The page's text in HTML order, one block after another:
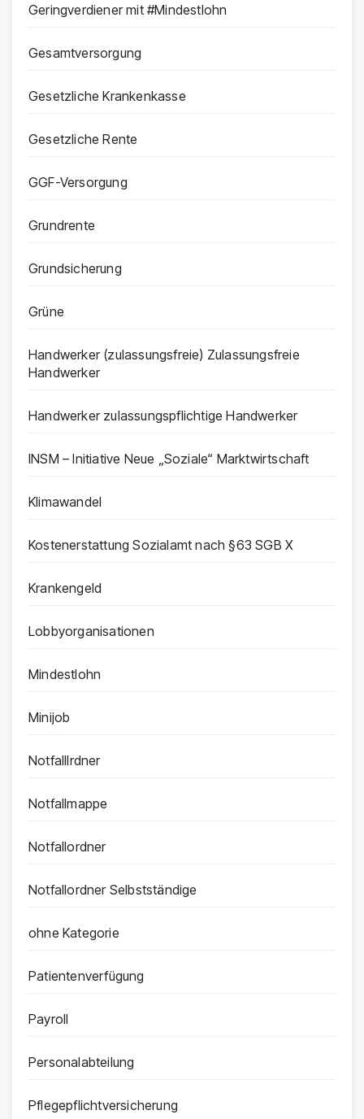
Geringverdiener mit #Mindestlohn
Gesamtversorgung
Gesetzliche Krankenkasse
Gesetzliche Rente
GGF-Versorgung
Grundrente
Grundsicherung
Grüne
Handwerker (zulassungsfreie) Zulassungsfreie
Handwerker
Handwerker zulassungspflichtige Handwerker
INSM – Initiative Neue „Soziale“ Marktwirtschaft
Klimawandel
Kostenerstattung Sozialamt nach §63 SGB X
Krankengeld
Lobbyorganisationen
Mindestlohn
Minijob
Notfalllrdner
Notfallmappe
Notfallordner
Notfallordner Selbstständige
ohne Kategorie
Patientenverfügung
Payroll
Personalabteilung
Pflegepflichtversicherung